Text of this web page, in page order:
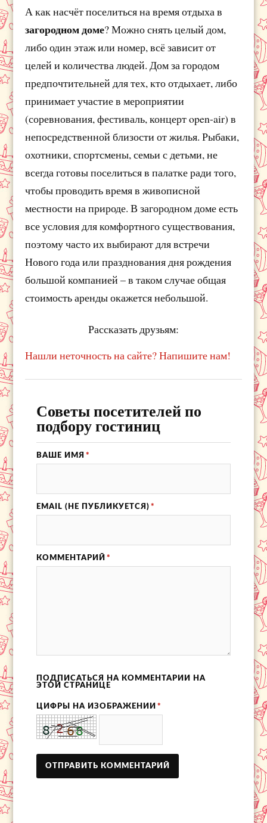
А как насчёт поселиться на время отдыха в
загородном доме? Можно снять целый дом,
либо один этаж или номер, всё зависит от
целей и количества людей. Дом за городом
предпочтительней для тех, кто отдыхает, либо
принимает участие в мероприятии
(соревнования, фестиваль, концерт open-air) в
непосредственной близости от жилья. Рыбаки,
охотники, спортсмены, семьи с детьми, не
всегда готовы поселиться в палатке ради того,
чтобы проводить время в живописной
местности на природе. В загородном доме есть
все условия для комфортного существования,
поэтому часто их выбирают для встречи
Нового года или празднования дня рождения
большой компанией – в таком случае общая
стоимость аренды окажется небольшой.
Рассказать друзьям:
Нашли неточность на сайте? Напишите нам!
Советы посетителей по
подбору гостиниц
ВАШЕ ИМЯ *
EMAIL (НЕ ПУБЛИКУЕТСЯ) *
КОММЕНТАРИЙ *
ПОДПИСАТЬСЯ НА КОММЕНТАРИИ НА
ЭТОЙ СТРАНИЦЕ
ЦИФРЫ НА ИЗОБРАЖЕНИИ *